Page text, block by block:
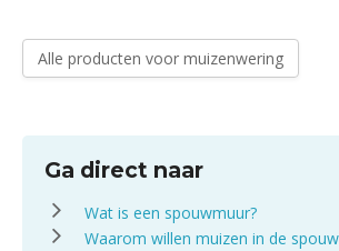
Alle producten voor muizenwering
Ga direct naar
Wat is een spouwmuur?
Waarom willen muizen in de